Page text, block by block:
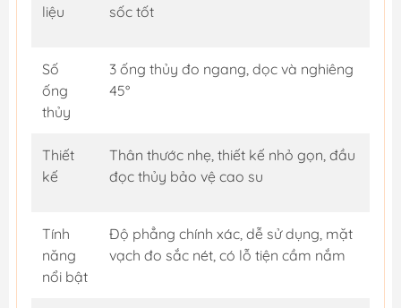
liệu
sốc tốt
Số
ống
thủy
3 ống thủy đo ngang, dọc và nghiêng
45°
Thiết
kế
Thân thước nhẹ, thiết kế nhỏ gọn, đầu
đọc thủy bảo vệ cao su
Tính
năng
nổi bật
Độ phẳng chính xác, dễ sử dụng, mặt
vạch đo sắc nét, có lỗ tiện cầm nắm